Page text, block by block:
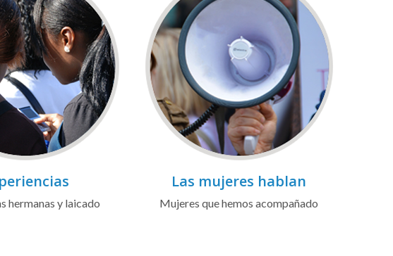
hermanas y laicado
Las mujeres hablan
Mujeres que hemos acompañado